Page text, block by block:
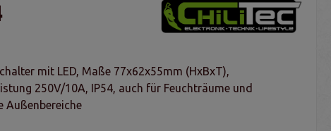
mit LED, Maße 77x62x55mm (HxBxT),
250V/10A, IP54, auch für Feuchträume und
Außenbereiche